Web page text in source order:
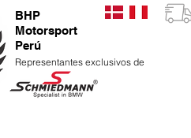
BHP
Motorsport
Perú
Representantes exclusivos de